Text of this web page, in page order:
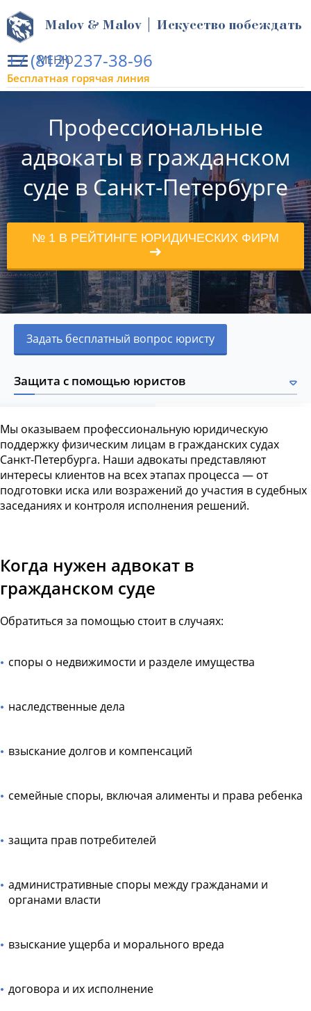
МЕНЮ
Malov & Malov | Искусство побеждать
+7 (812) 237-38-96
Бесплатная горячая линия
Профессиональные
адвокаты в гражданском
суде в Санкт-Петербурге
№ 1 В РЕЙТИНГЕ ЮРИДИЧЕСКИХ ФИРМ
Задать бесплатный вопрос юристу
Защита с помощью юристов
Мы оказываем профессиональную юридическую
поддержку физическим лицам в гражданских судах
Санкт-Петербурга. Наши адвокаты представляют
интересы клиентов на всех этапах процесса — от
подготовки иска или возражений до участия в судебных
заседаниях и контроля исполнения решений.
Когда нужен адвокат в
гражданском суде
Обратиться за помощью стоит в случаях:
споры о недвижимости и разделе имущества
наследственные дела
взыскание долгов и компенсаций
семейные споры, включая алименты и права ребенка
защита прав потребителей
административные споры между гражданами и
органами власти
взыскание ущерба и морального вреда
договора и их исполнение